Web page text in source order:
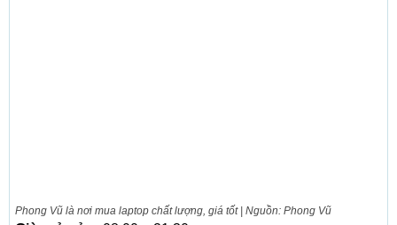
Phong Vũ là nơi mua laptop chất lượng, giá tốt | Nguồn: Phong Vũ